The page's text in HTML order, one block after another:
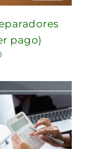
pago)
is:
$109.00.